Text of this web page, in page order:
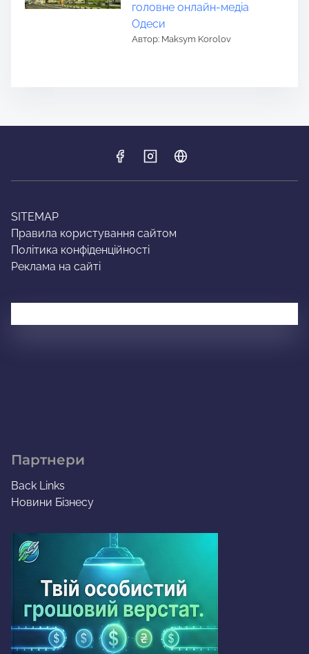
головне онлайн-медіа
Одеси
Автор: Maksym Korolov
SITEMAP
Правила користування сайтом
Політика конфіденційності
Реклама на сайті
Партнери
Back Links
Новини Бізнесу